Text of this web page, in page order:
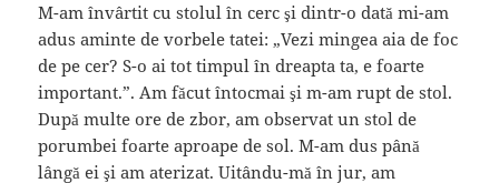
M-am învârtit cu stolul în cerc şi dintr-o dată mi-am
adus aminte de vorbele tatei: „Vezi mingea aia de foc
de pe cer? S-o ai tot timpul în dreapta ta, e foarte
important.”. Am făcut întocmai şi m-am rupt de stol.
După multe ore de zbor, am observat un stol de
porumbei foarte aproape de sol. M-am dus până
lângă ei şi am aterizat. Uitându-mă în jur, am